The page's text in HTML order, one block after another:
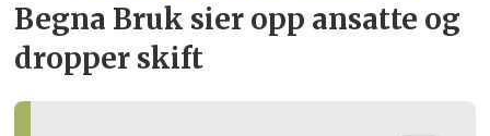
Begna Bruk sier opp ansatte og
dropper skift